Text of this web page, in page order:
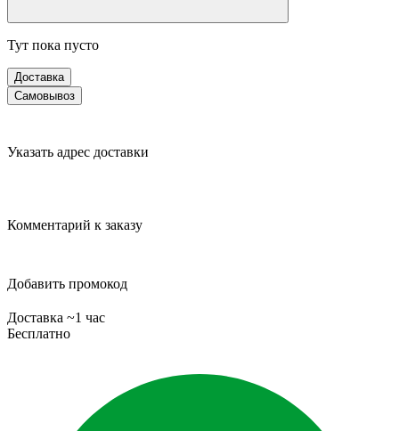
Тут пока пусто
Доставка
Самовывоз
Указать адрес доставки
Комментарий к заказу
Добавить промокод
Доставка ~1 час
Бесплатно